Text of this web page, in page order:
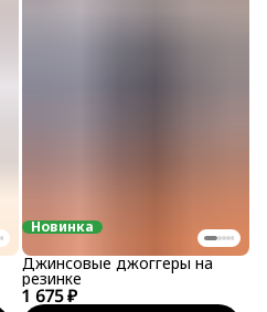
Новинка
1 675 ₽
Джинсовые джоггеры на
резинке